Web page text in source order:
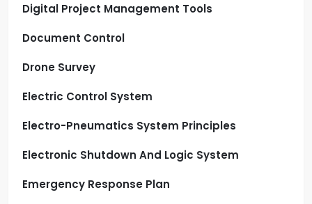
Digital Project Management Tools
Document Control
Drone Survey
Electric Control System
Electro-Pneumatics System Principles
Electronic Shutdown And Logic System
Emergency Response Plan